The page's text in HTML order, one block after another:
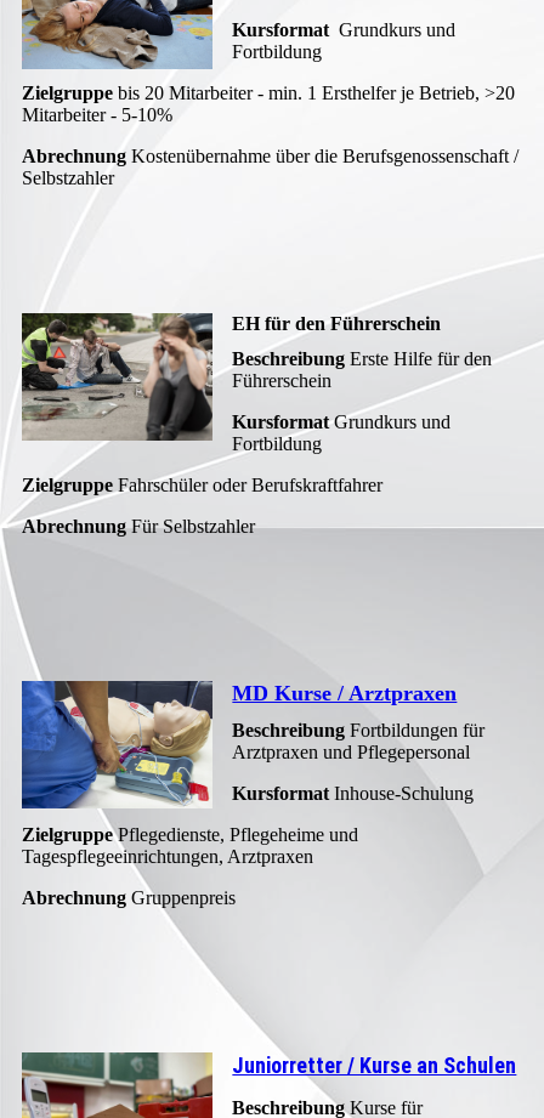
Kursformat Grundkurs und
Fortbildung
Zielgruppe bis 20 Mitarbeiter - min. 1 Ersthelfer je Betrieb, >20
Mitarbeiter - 5-10%
Abrechnung Kostenübernahme über die Berufsgenossenschaft /
Selbstzahler
EH für den Führerschein
Beschreibung Erste Hilfe für den
Führerschein
KursformatGrundkurs und
Fortbildung
ZielgruppeFahrschüler oder Berufskraftfahrer
AbrechnungFür Selbstzahler
MD Kurse / Arztpraxen
BeschreibungFortbildungen für
Arztpraxen und Pflegepersonal
KursformatInhouse-Schulung
ZielgruppePflegedienste, Pflegeheime und
Tagespflegeeinrichtungen, Arztpraxen
Abrechnung Gruppenpreis
Juniorretter / Kurse an Schulen
BeschreibungKurse für